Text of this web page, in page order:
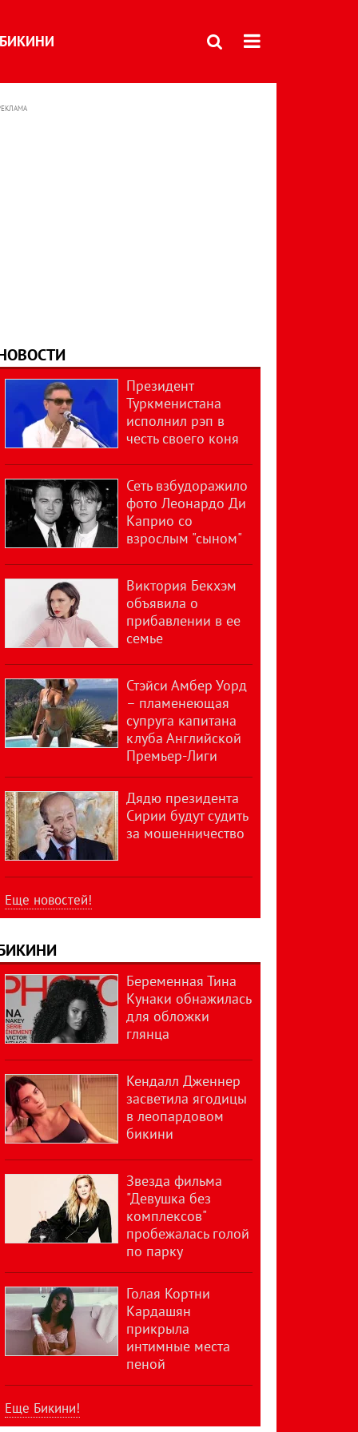
БИКИНИ
Президент
Туркменистана
исполнил рэп в
честь своего коня
Сеть взбудоражило
фото Леонардо Ди
Каприо со
взрослым "сыном"
Виктория Бекхэм
объявила о
прибавлении в ее
семье
Стэйси Амбер Уорд
– пламенеющая
супруга капитана
клуба Английской
Премьер-Лиги
Дядю президента
Сирии будут судить
за мошенничество
Еще новостей!
Беременная Тина
Кунаки обнажилась
для обложки
глянца
Кендалл Дженнер
засветила ягодицы
в леопардовом
бикини
Звезда фильма
"Девушка без
комплексов"
пробежалась голой
по парку
Голая Кортни
Кардашян
прикрыла
интимные места
пеной
Еще Бикини!